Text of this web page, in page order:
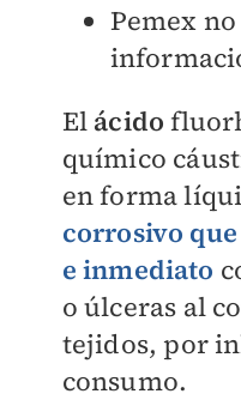
Pemex
El ácido
químico
en forma
corrosivo
e inmediato
o úlceras al
tejidos, por
consumo.